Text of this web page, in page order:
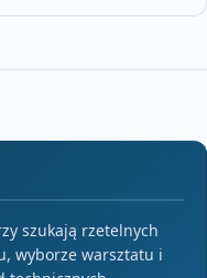
szukają rzetelnych
wyborze warsztatu i